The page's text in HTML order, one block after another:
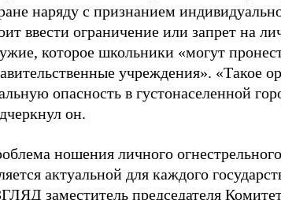
наряду с признанием
ввести ограничение или запрет на
которое школьники «могут
учреждения». «Такое
опасность в густонаселенной
он.
ношения личного
актуальной для каждого
заместитель председателя